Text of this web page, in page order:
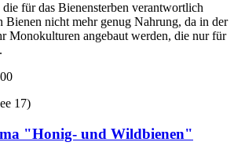
für das Bienensterben verantwortlich
Bienen nicht mehr genug Nahrung, da in der
Monokulturen angebaut werden, die nur für
17)
"Honig- und Wildbienen"